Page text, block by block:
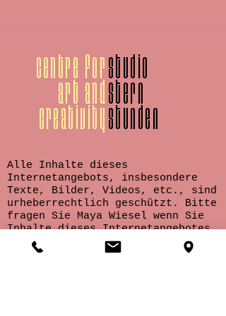
centre for
art and
creativity
studio
stern
stunden
Alle Inhalte dieses
Internetangebots, insbesondere
Texte, Bilder, Videos, etc., sind
urheberrechtlich geschützt. Bitte
fragen Sie Maya Wiesel wenn Sie
Inhalte dieses Internetangebotes
verwenden möchten.
Kontaktieren
Sie uns auf der